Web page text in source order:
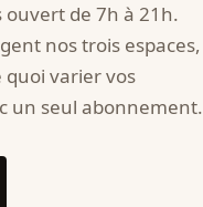
de 7h à 21h.
nos trois espaces,
quoi varier vos
un seul abonnement.